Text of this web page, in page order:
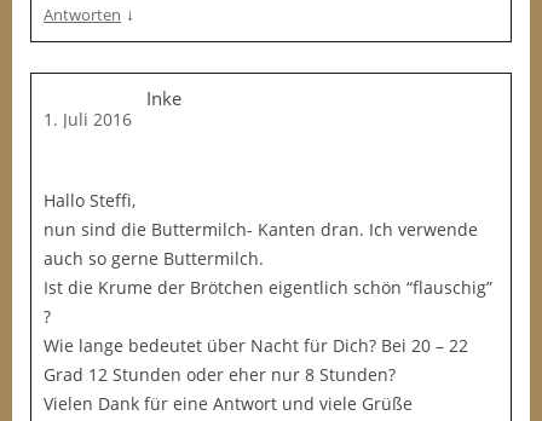
Antworten ↓
Inke
1. Juli 2016
Hallo Steffi,
nun sind die Buttermilch- Kanten dran. Ich verwende
auch so gerne Buttermilch.
Ist die Krume der Brötchen eigentlich schön “flauschig”
?
Wie lange bedeutet über Nacht für Dich? Bei 20 – 22
Grad 12 Stunden oder eher nur 8 Stunden?
Vielen Dank für eine Antwort und viele Grüße